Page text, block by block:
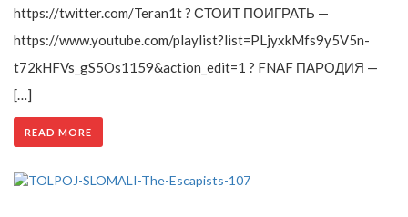
https://twitter.com/Teran1t ? СТОИТ ПОИГРАТЬ —
https://www.youtube.com/playlist?list=PLjyxkMfs9y5V5n-
t72kHFVs_gS5Os1159&action_edit=1 ? FNAF ПАРОДИЯ —
[…]
READ MORE